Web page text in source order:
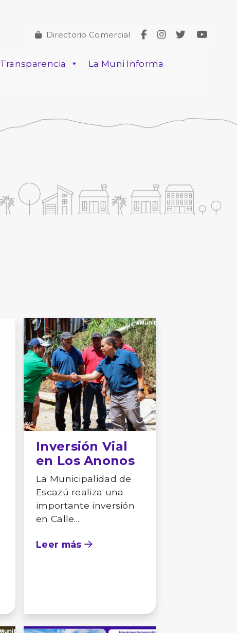
Directorio Comercial
Transparencia
La Muni Informa
Inversión Vial
en Los Anonos
La Municipalidad de
Escazú realiza una
importante inversión
en Calle...
Leer más